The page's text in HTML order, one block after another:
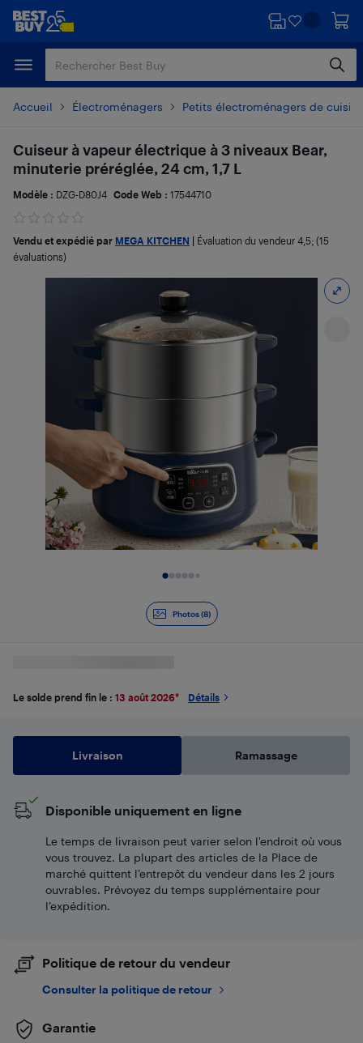
Passer
principal
Passer
Accueil Électroménagers Petits électroménagers de
Photos (8)
Cuiseur à vapeur électrique à 3 niveaux Bear,
minuterie préréglée, 24 cm, 1,7 L
Modèle : DZG-D80J4 Code Web : 17544710
Vendu et expédié par MEGA KITCHEN Évaluation du vendeur 4,5; (15
évaluations)
Le solde prend fin le : 13 août 2026* Détails
Livraison Ramassage
Disponible uniquement en ligne
Le temps de livraison peut varier selon l'endroit où vous
vous trouvez. La plupart des articles de la Place de
marché quittent l’entrepôt du vendeur dans les 2 jours
ouvrables. Prévoyez du temps supplémentaire pour
l’expédition.
Politique de retour du vendeur
Consulter la politique de retour
Garantie